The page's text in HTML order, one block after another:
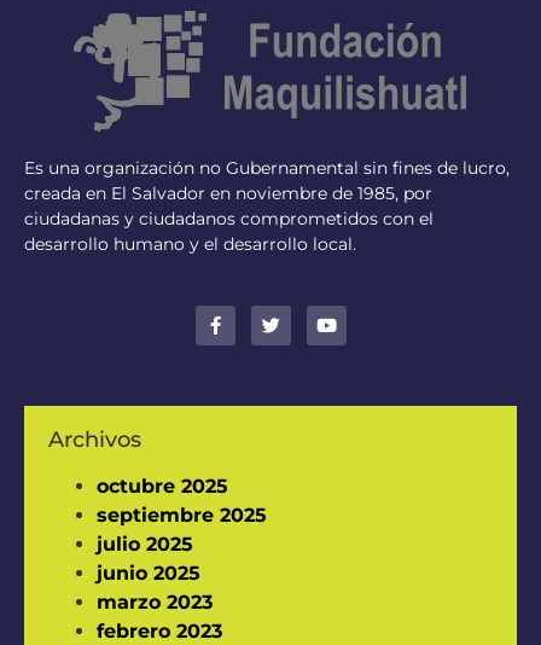
Es una organización no Gubernamental sin fines de lucro,
creada en El Salvador en noviembre de 1985, por
ciudadanas y ciudadanos comprometidos con el
desarrollo humano y el desarrollo local.
Archivos
octubre 2025
septiembre 2025
julio 2025
junio 2025
marzo 2023
febrero 2023